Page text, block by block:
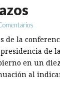
de la
de
en un
al